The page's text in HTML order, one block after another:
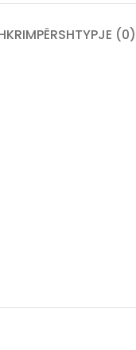
PËRSHTYPJE (0)